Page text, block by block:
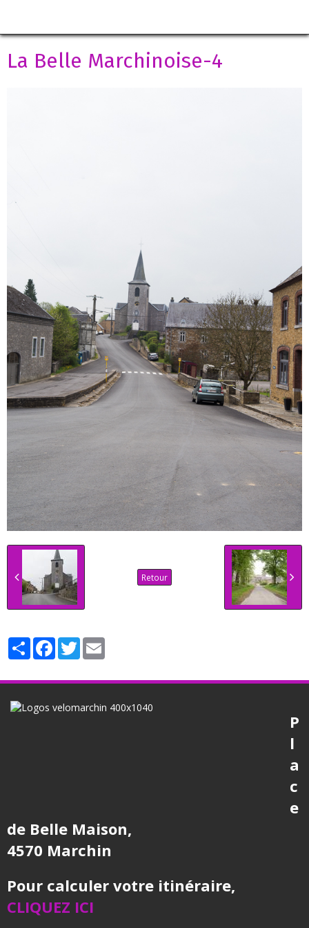
La Belle Marchinoise-4
Retour
PartagerFacebook
Twitter
P
l
a
c
e
de Belle Maison,
4570 Marchin
Pour calculer votre itinéraire,
CLIQUEZ ICI